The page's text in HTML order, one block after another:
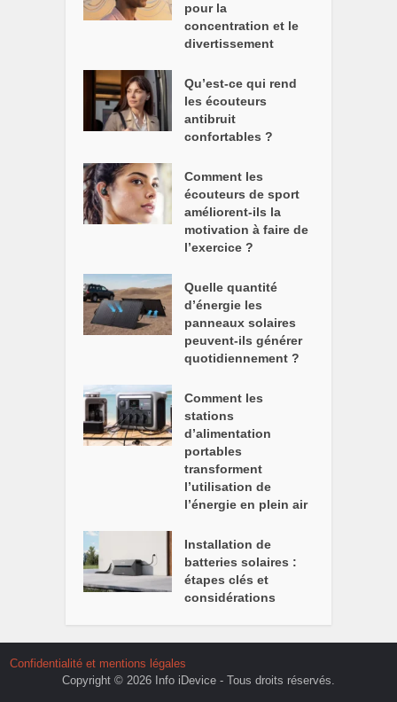
pour la
concentration et le
divertissement
Qu’est-ce qui rend
les écouteurs
antibruit
confortables ?
Comment les
écouteurs de sport
améliorent-ils la
motivation à faire de
l’exercice ?
Quelle quantité
d’énergie les
panneaux solaires
peuvent-ils générer
quotidiennement ?
Comment les
stations
d’alimentation
portables
transforment
l’utilisation de
l’énergie en plein air
Installation de
batteries solaires :
étapes clés et
considérations
Confidentialité et mentions légales
Copyright © 2026 Info iDevice - Tous droits réservés.